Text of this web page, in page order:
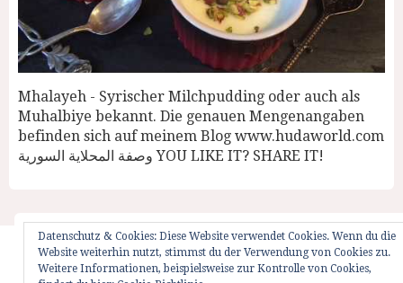
Mhalayeh - Syrischer Milchpudding oder auch als
Muhalbiye bekannt. Die genauen Mengenangaben
befinden sich auf meinem Blog www.hudaworld.com
وصفة المحلاية السورية YOU LIKE IT? SHARE IT!
Datenschutz & Cookies: Diese Website verwendet Cookies. Wenn du die
Website weiterhin nutzt, stimmst du der Verwendung von Cookies zu.
Weitere Informationen, beispielsweise zur Kontrolle von Cookies,
Startseite Impressum Weglot Switcher